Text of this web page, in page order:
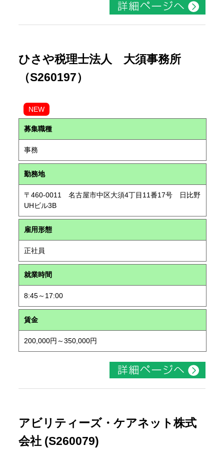
ひさや税理士法人 大須事務所
（S260197）
NEW
募集職種
事務
勤務地
〒460-0011 名古屋市中区大須4丁目11番17号 日比野
UHビル3B
雇用形態
正社員
就業時間
8:45～17:00
賃金
200,000円～350,000円
アビリティーズ・ケアネット株式
会社 (S260079)